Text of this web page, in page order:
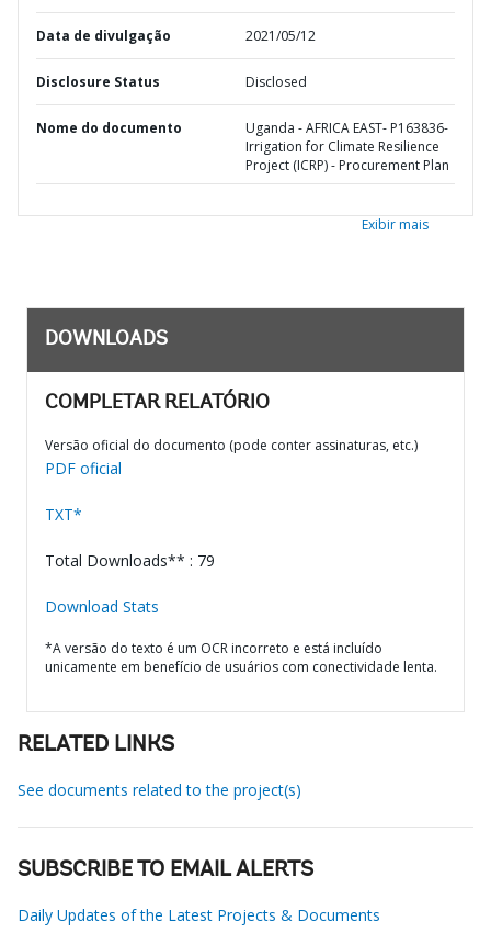
Data de divulgação 2021/05/12
Disclosure Status Disclosed
Nome do documento
Uganda - AFRICA EAST- P163836-
Irrigation for Climate Resilience
Project (ICRP) - Procurement Plan
Exibir mais
DOWNLOADS
COMPLETAR RELATÓRIO
Versão oficial do documento (pode conter assinaturas, etc.)
PDF oficial
TXT*
Total Downloads** : 79
Download Stats
*A versão do texto é um OCR incorreto e está incluído
unicamente em benefício de usuários com conectividade lenta.
RELATED LINKS
See documents related to the project(s)
SUBSCRIBE TO EMAIL ALERTS
Daily Updates of the Latest Projects & Documents